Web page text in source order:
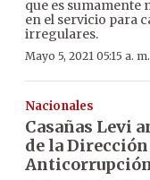
que es sumamente
en el servicio para
irregulares.
Mayo 5, 2021 05:15 a. m.
Nacionales
Casañas Levi
de la Dirección